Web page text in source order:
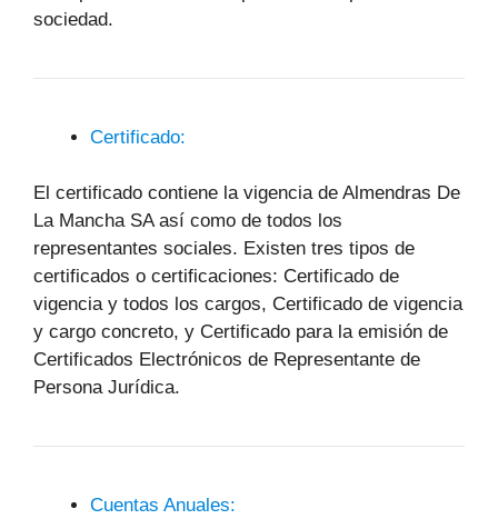
sociedad.
Certificado:
El certificado contiene la vigencia de Almendras De
La Mancha SA así como de todos los
representantes sociales. Existen tres tipos de
certificados o certificaciones: Certificado de
vigencia y todos los cargos, Certificado de vigencia
y cargo concreto, y Certificado para la emisión de
Certificados Electrónicos de Representante de
Persona Jurídica.
Cuentas Anuales: